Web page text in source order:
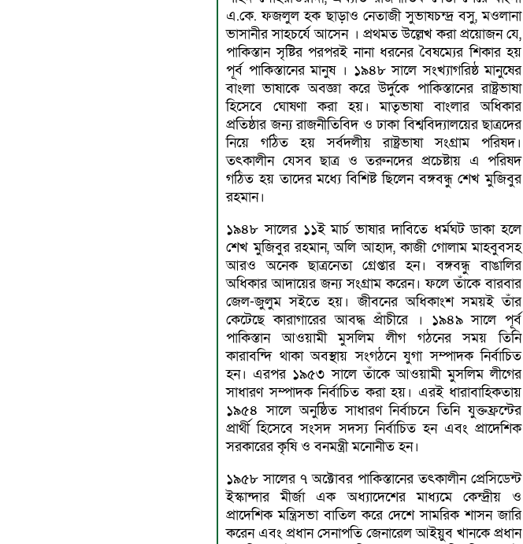
এ.কে. ফজলুল হক ছাড়াও নেতাজী সুভাষচন্দ্র বসু, মওলানা
ভাসানীর সাহচর্যে আসেন । প্রথমত উল্লেখ করা প্রয়ােজন যে,
পাকিস্তান সৃষ্টির পরপরই নানা ধরনের বৈষম্যের শিকার হয়
পূর্ব পাকিস্তানের মানুষ । ১৯৪৮ সালে সংখ্যাগরিষ্ঠ মানুষের
বাংলা ভাষাকে অবজ্ঞা করে উর্দুকে পাকিস্তানের রাষ্ট্রভাষা
হিসেবে ঘােষণা করা হয়। মাতৃভাষা বাংলার অধিকার
প্রতিষ্ঠার জন্য রাজনীতিবিদ ও ঢাকা বিশ্ববিদ্যালয়ের ছাত্রদের
নিয়ে গঠিত হয় সর্বদলীয় রাষ্ট্রভাষা সংগ্রাম পরিষদ।
তৎকালীন যেসব ছাত্র ও তরুনদের প্রচেষ্টায় এ পরিষদ
গঠিত হয় তাদের মধ্যে বিশিষ্ট ছিলেন বঙ্গবন্ধু শেখ মুজিবুর
রহমান।
১৯৪৮ সালের ১১ই মার্চ ভাষার দাবিতে ধর্মঘট ডাকা হলে
শেখ মুজিবুর রহমান, অলি আহাদ, কাজী গােলাম মাহবুবসহ
আরও অনেক ছাত্রনেতা গ্রেপ্তার হন। বঙ্গবন্ধু বাঙালির
অধিকার আদায়ের জন্য সংগ্রাম করেন। ফলে তাঁকে বারবার
জেল-জুলুম সইতে হয়। জীবনের অধিকাংশ সময়ই তাঁর
কেটেছে কারাগারের আবদ্ধ প্রাঁচীরে । ১৯৪৯ সালে পূর্ব
পাকিস্তান আওয়ামী মুসলিম লীগ গঠনের সময় তিনি
কারাবন্দি থাকা অবস্থায় সংগঠনে যুগা সম্পাদক নির্বাচিত
হন। এরপর ১৯৫৩ সালে তাঁকে আওয়ামী মুসলিম লীগের
সাধারণ সম্পাদক নির্বাচিত করা হয়। এরই ধারাবাহিকতায়
১৯৫৪ সালে অনুষ্ঠিত সাধারণ নির্বাচনে তিনি যুক্তফ্রন্টের
প্রার্থী হিসেবে সংসদ সদস্য নির্বাচিত হন এবং প্রাদেশিক
সরকারের কৃষি ও বনমন্ত্রী মনােনীত হন।
১৯৫৮ সালের ৭ অক্টোবর পাকিস্তানের তৎকালীন প্রেসিডেন্ট
ইস্কান্দার মীর্জা এক অধ্যাদেশের মাধ্যমে কেন্দ্রীয় ও
প্রাদেশিক মন্ত্রিসভা বাতিল করে দেশে সামরিক শাসন জারি
করেন এবং প্রধান সেনাপতি জেনারেল আইয়ুব খানকে প্রধান